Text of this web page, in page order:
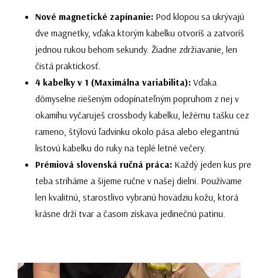
Nové magnetické zapínanie: Pod klopou sa ukrývajú
dve magnetky, vďaka ktorým kabelku otvoríš a zatvoríš
jednou rukou behom sekundy. Žiadne zdržiavanie, len
čistá praktickosť.
4 kabelky v 1 (Maximálna variabilita): Vďaka
dômyselne riešeným odopínateľným popruhom z nej v
okamihu vyčaruješ crossbody kabelku, ležérnu tašku cez
rameno, štýlovú ľadvinku okolo pása alebo elegantnú
listovú kabelku do ruky na teplé letné večery.
Prémiová slovenská ručná práca: Každý jeden kus pre
teba striháme a šijeme ručne v našej dielni. Používame
len kvalitnú, starostlivo vybranú hovädziu kožu, ktorá
krásne drží tvar a časom získava jedinečnú patinu.